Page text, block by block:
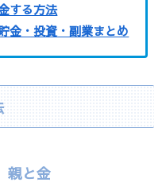
する方法
金・投資・副業まとめ
親と金